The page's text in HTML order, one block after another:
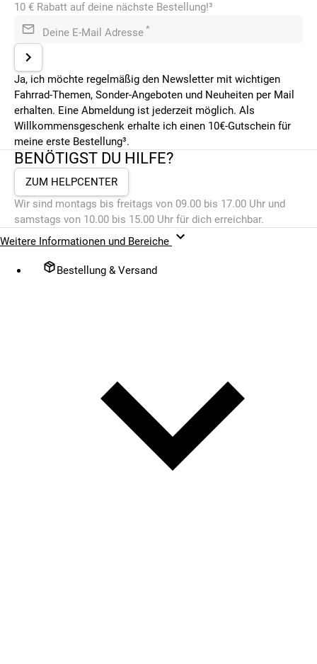
10 € Rabatt auf deine nächste Bestellung!³
Deine E-Mail Adresse *
Ja, ich möchte regelmäßig den Newsletter mit wichtigen
Fahrrad-Themen, Sonder-Angeboten und Neuheiten per Mail
erhalten. Eine Abmeldung ist jederzeit möglich. Als
Willkommensgeschenk erhalte ich einen 10€-Gutschein für
meine erste Bestellung³.
BENÖTIGST DU HILFE?
ZUM HELPCENTER
Wir sind montags bis freitags von 09.00 bis 17.00 Uhr und
samstags von 10.00 bis 15.00 Uhr für dich erreichbar.
Weitere Informationen und Bereiche
Bestellung & Versand